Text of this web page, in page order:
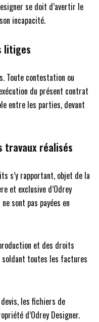
se doit d’avertir le
incapacité.
litiges
Toute contestation ou
du présent contrat
entre les parties, devant
travaux réalisés
s’y rapportant, objet de la
et exclusive d’Odrey
sont pas payées en
et des droits
toutes les factures
les fichiers de
d’Odrey Designer.